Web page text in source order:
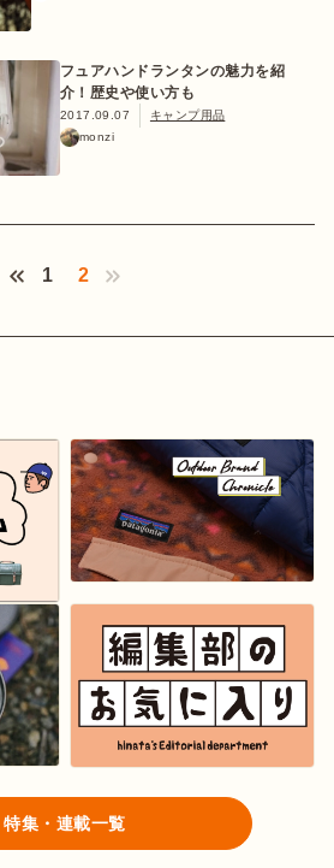
フュアハンドランタンの魅力を紹
介！歴史や使い方も
2017.09.07
キャンプ用品
monzi
1 2
特集・連載一覧
ログイン/会員登録
キャンプ場
検索
レンタル
オンライン